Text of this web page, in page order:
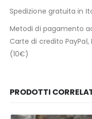
Spedizione gratuita in
Metodi di pagamento
Carte di credito
(10€)
PRODOTTI